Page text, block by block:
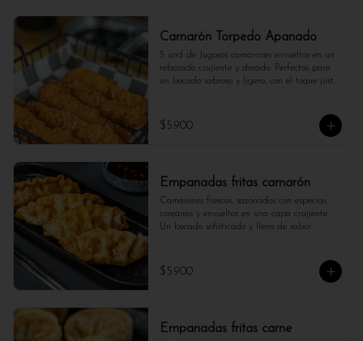
Camarón Torpedo Apanado
5 und de Jugosos camarones envueltos en un
rebozado crujiente y dorado. Perfectos para
un bocado sabroso y ligero, con el toque justo
$5.900
Empanadas fritas camarón
Camarones frescos, sazonados con especias
coreanas y envueltos en una capa crujiente.
Un bocado sofisticado y lleno de sabor.
$5.900
Empanadas fritas carne